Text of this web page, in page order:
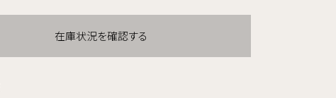
在庫状況を確認する